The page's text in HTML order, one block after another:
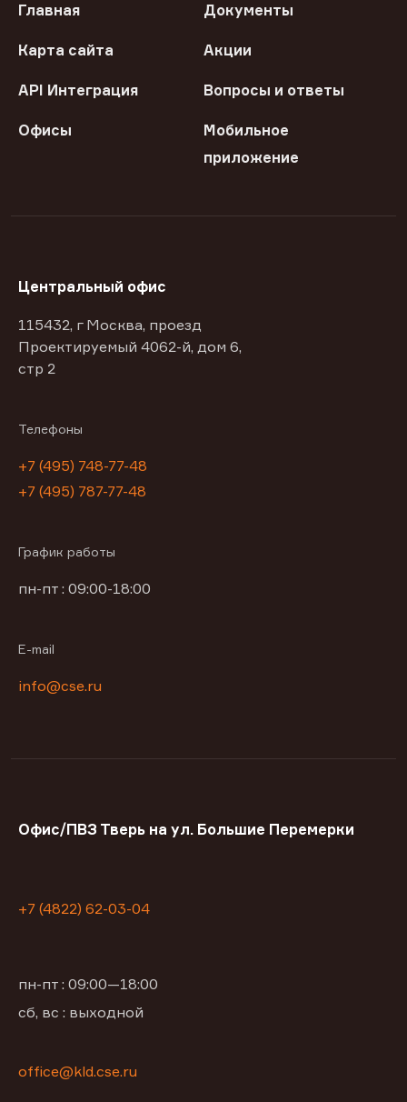
Главная Документы
Карта сайта Акции
API Интеграция Вопросы и ответы
Офисы
Мобильное
приложение
Центральный офис
115432, г Москва, проезд
Проектируемый 4062-й, дом 6,
стр 2
Телефоны
+7 (495) 748-77-48
+7 (495) 787-77-48
График работы
пн-пт : 09:00-18:00
E-mail
info@cse.ru
Офис/ПВЗ Тверь на ул. Большие Перемерки
+7 (4822) 62-03-04
пн-пт : 09:00—18:00
сб, вс : выходной
office@kld.cse.ru